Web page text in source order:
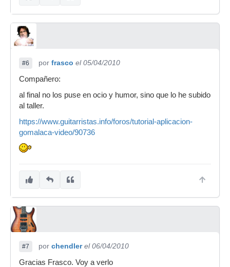
#6 por frasco el 05/04/2010
Compañero:
al final no los puse en ocio y humor, sino que lo he subido
al taller.
https://www.guitarristas.info/foros/tutorial-aplicacion-
gomalaca-video/90736
#7 por chendler el 06/04/2010
Gracias Frasco. Voy a verlo